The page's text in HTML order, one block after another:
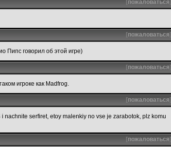
[пожаловаться]
[пожаловаться]
Пипс говорил об этой игре)
[пожаловаться]
игроке как Madfrog.
[пожаловаться]
serfiret, etoy malenkiy no vse je zarabotok, plz komu
[пожаловаться]